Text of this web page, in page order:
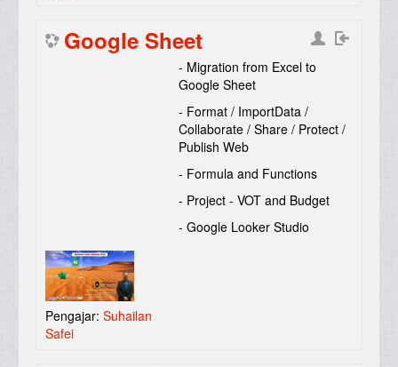
Google Sheet
- Migration from Excel to
Google Sheet
- Format / ImportData /
Collaborate / Share / Protect /
Publish Web
- Formula and Functions
- Project - VOT and Budget
- Google Looker Studio
Pengajar: Suhailan
Safei